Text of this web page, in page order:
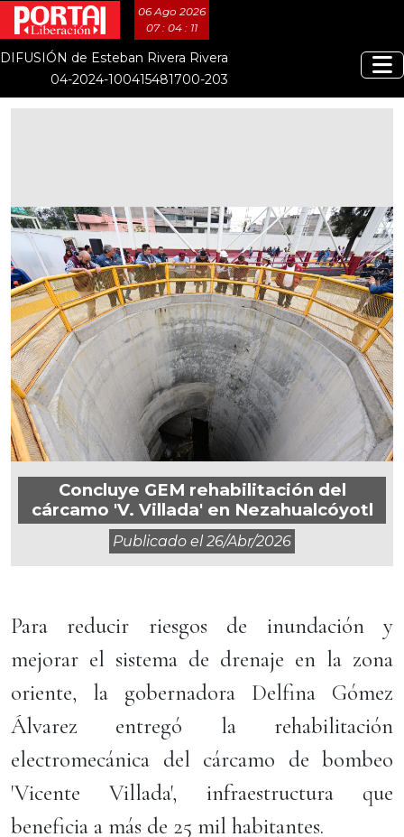
06 Ago 2026
07 : 04 : 12
DIFUSIÓN de Esteban Rivera Rivera
04-2024-100415481700-203
Concluye GEM rehabilitación del
cárcamo 'V. Villada' en Nezahualcóyotl
Publicado el26/abr/2026
Para reducir riesgos de inundación y
mejorar el sistema de drenaje en la zona
oriente, la gobernadora Delfina Gómez
Álvarez entregó la rehabilitación
electromecánica del cárcamo de bombeo
'Vicente Villada', infraestructura que
beneficia a más de 25 mil habitantes.